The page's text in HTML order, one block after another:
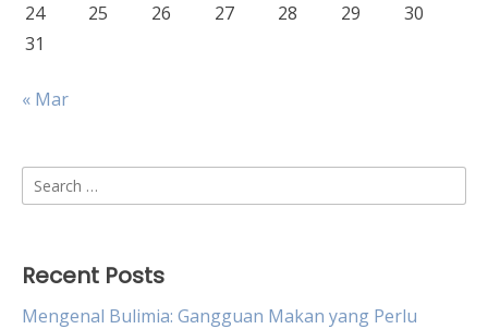
24
25 26 27 28 29
30
31
« Mar
Search
for:
Recent Posts
Mengenal Bulimia: Gangguan Makan yang Perlu